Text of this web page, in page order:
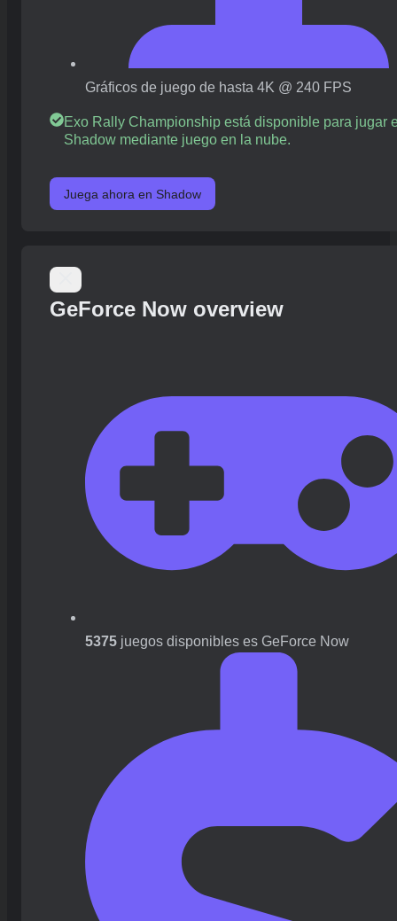
Gráficos de juego de hasta 4K @ 240 FPS
Exo Rally Championship está disponible para jugar
Shadow mediante juego en la nube.
Juega ahora en Shadow
GeForce Now overview
5375 juegos disponibles es GeForce Now